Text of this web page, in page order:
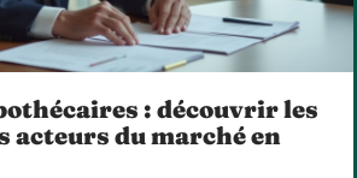
: découvrir les
acteurs du marché en